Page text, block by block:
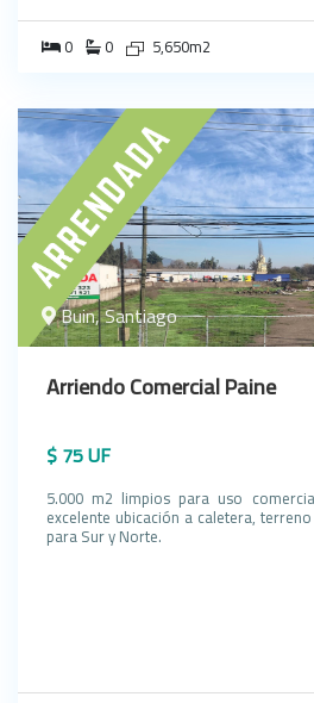
0 0 5,650m2
Buin, Santiago
Arriendo Comercial Paine
$ 75 UF
5.000 m2 limpios para uso
excelente ubicación a caletera,
para Sur y Norte.